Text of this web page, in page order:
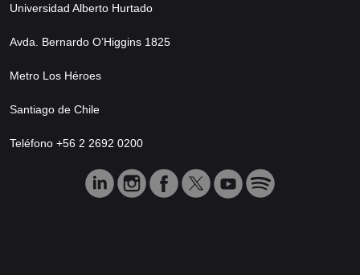
Universidad Alberto Hurtado
Avda. Bernardo O’Higgins 1825
Metro Los Héroes
Santiago de Chile
Teléfono +56 2 2692 0200